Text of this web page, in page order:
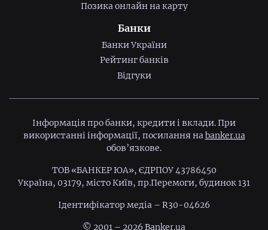
Позика онлайн на карту
Банки
Банки України
Рейтинг банків
Відгуки
Інформація про банки, кредити і вклади. При
використанні інформації, посилання наbanker.ua
обов’язкове.
ТОВ «БАНКЕР ЮА», ЄДРПОУ 43786450
Україна, 03179, місто Київ, пр.Перемоги, будинок 131
Ідентифiкатор медiа – R30-04626
© 2001 – 2026 Banker.ua